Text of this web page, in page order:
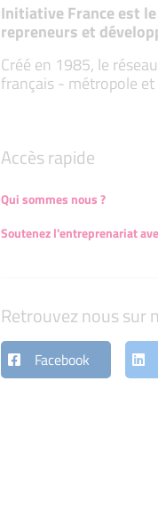
Initiative France est
repreneurs et
Créé en 1985, le
français - métropole
Accès rapide
Qui sommes nous ?
Soutenez l'entreprenariat
Retrouvez nous sur
Facebook